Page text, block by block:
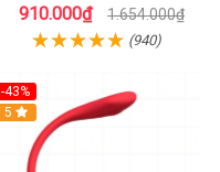
910.000₫ 1.654.000₫
(940)
-43%
Hot
5